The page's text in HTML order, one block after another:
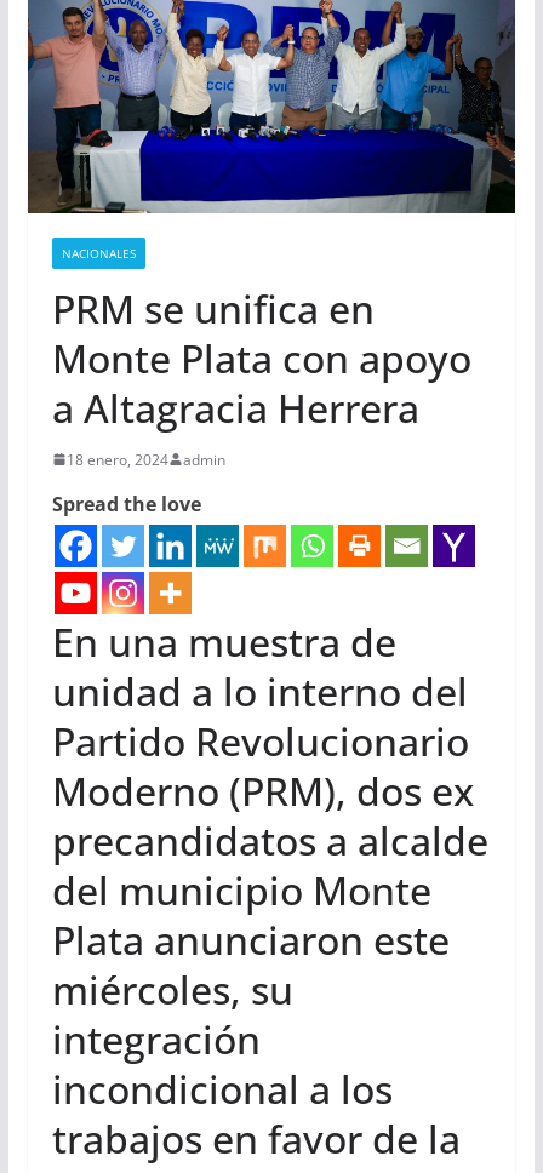
NACIONALES
PRM se unifica en
Monte Plata con apoyo
a Altagracia Herrera
18 enero, 2024 admin
Spread the love
En una muestra de
unidad a lo interno del
Partido Revolucionario
Moderno (PRM), dos ex
precandidatos a alcalde
del municipio Monte
Plata anunciaron este
miércoles, su
integración
incondicional a los
trabajos en favor de la